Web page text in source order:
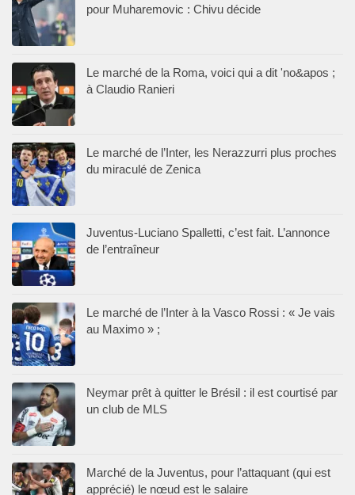
pour Muharemovic : Chivu décide
Le marché de la Roma, voici qui a dit 'no&apos ;
à Claudio Ranieri
Le marché de l’Inter, les Nerazzurri plus proches
du miraculé de Zenica
Juventus-Luciano Spalletti, c’est fait. L’annonce
de l’entraîneur
Le marché de l’Inter à la Vasco Rossi : « Je vais
au Maximo » ;
Neymar prêt à quitter le Brésil : il est courtisé par
un club de MLS
Marché de la Juventus, pour l’attaquant (qui est
apprécié) le nœud est le salaire